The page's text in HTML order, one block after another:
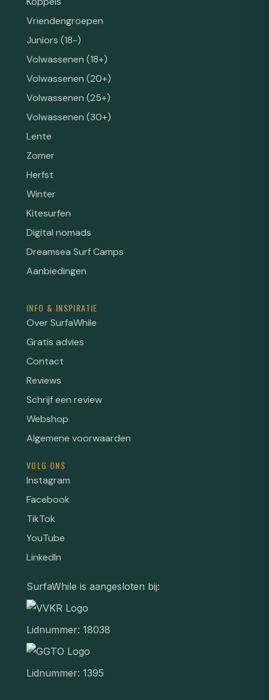
Vriendengroepen
Juniors (18-)
Volwassenen (18+)
Volwassenen (20+)
Volwassenen (25+)
Volwassenen (30+)
Lente
Zomer
Herfst
Winter
Kitesurfen
Digital nomads
Dreamsea Surf Camps
Aanbiedingen
INFO & INSPIRATIE
Over SurfaWhile
Gratis advies
Contact
Reviews
Schrijf een review
Webshop
Algemene voorwaarden
VOLG ONS
Instagram
Facebook
TikTok
YouTube
LinkedIn
SurfaWhile is aangesloten bij:
Lidnummer: 18038
Lidnummer: 1395